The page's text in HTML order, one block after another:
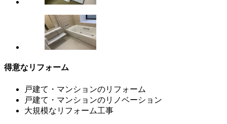
得意なリフォーム
戸建て・マンションのリフォーム
戸建て・マンションのリノベーション
大規模なリフォーム工事